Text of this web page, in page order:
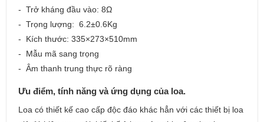
- Trở kháng đầu vào: 8Ω
- Trọng lượng: 6.2±0.6Kg
- Kích thước: 335×273×510mm
- Mẫu mã sang trọng
- Âm thanh trung thực rõ ràng
Ưu điểm, tính năng và ứng dụng của loa.
Loa có thiết kế cao cấp độc đáo khác hẳn với các thiết bị loa